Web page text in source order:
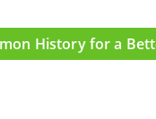
History for a